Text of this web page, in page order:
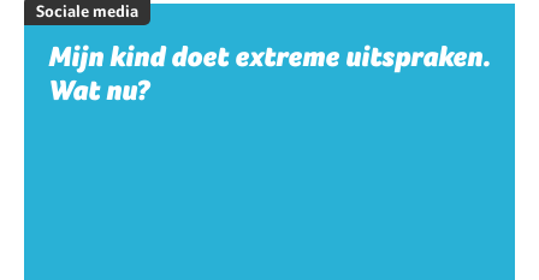
Sociale media
Mijn kind doet extreme uitspraken.
Wat nu?